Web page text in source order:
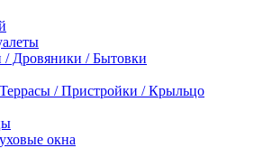
/ Дровяники / Бытовки
/ Пристройки / Крыльцо
окна